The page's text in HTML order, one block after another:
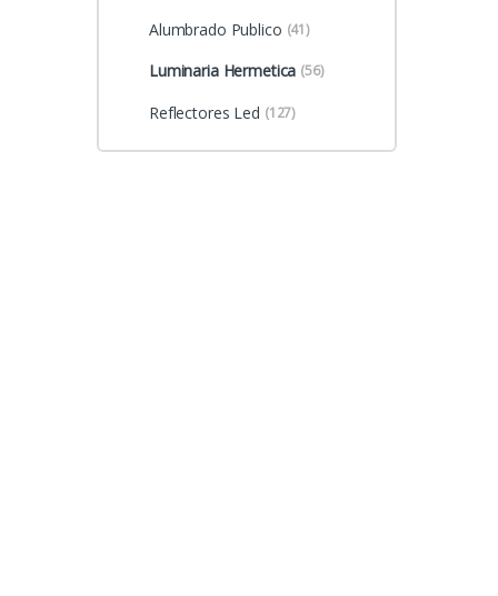
Alumbrado Publico (41)
Luminaria Hermetica (56)
Reflectores Led (127)